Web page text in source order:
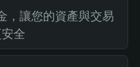
，讓您的資產與交易
全